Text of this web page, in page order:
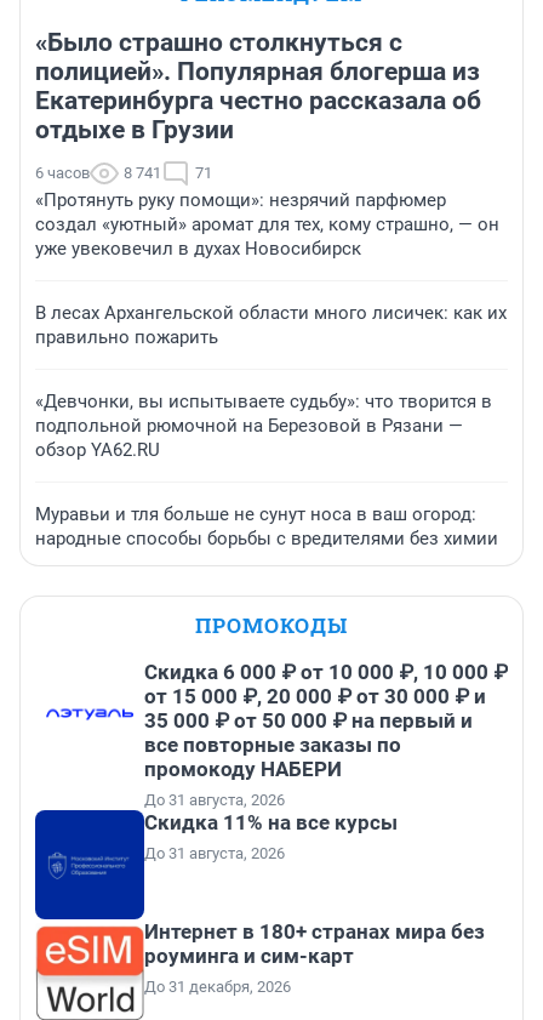
«Было страшно столкнуться с
полицией». Популярная блогерша из
Екатеринбурга честно рассказала об
отдыхе в Грузии
6 часов 8 741 71
«Протянуть руку помощи»: незрячий парфюмер
создал «уютный» аромат для тех, кому страшно, — он
уже увековечил в духах Новосибирск
В лесах Архангельской области много лисичек: как их
правильно пожарить
«Девчонки, вы испытываете судьбу»: что творится в
подпольной рюмочной на Березовой в Рязани —
обзор YA62.RU
Муравьи и тля больше не сунут носа в ваш огород:
народные способы борьбы с вредителями без химии
ПРОМОКОДЫ
Скидка 6 000 ₽ от 10 000 ₽, 10 000 ₽
от 15 000 ₽, 20 000 ₽ от 30 000 ₽ и
35 000 ₽ от 50 000 ₽ на первый и
все повторные заказы по
промокоду НАБЕРИ
До 31 августа, 2026
Скидка 11% на все курсы
До 31 августа, 2026
Интернет в 180+ странах мира без
роуминга и сим-карт
До 31 декабря, 2026